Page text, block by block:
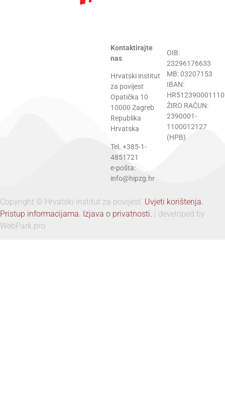
Kontaktirajte
nas
Hrvatski institut
za povijest
Opatička 10
10000 Zagreb
Republika
Hrvatska
Tel. +385-1-
4851721
e-pošta:
info@hipzg.hr
OIB:
23296176633
MB: 03207153
IBAN:
ŽIRO RAČUN:
2390001-
1100012127
(HPB)
Copyright © Hrvatski institut za povijest. Uvjeti korištenja.
Pristup informacijama. Izjava o privatnosti. | developed by
WebPark.pro